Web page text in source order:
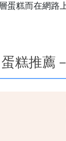
蛋糕而在網路
糕推薦－